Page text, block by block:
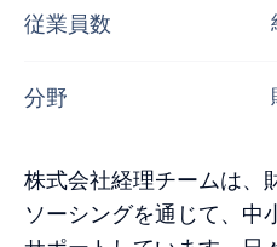
従業員数
分野
株式会社経理チームは、
ソーシングを通じて、中